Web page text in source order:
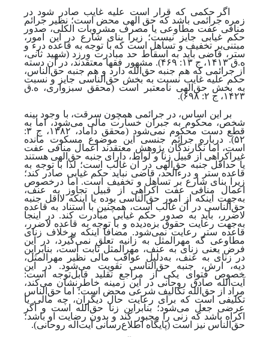
اگر حکمی که قرار است علیه غایب صادر شود در
زمره جرائمی باشد که حق الهی محض است؛ نظیر جرائم
منافی عفت مطاوعی یا مصرف مشروبات الکلی، صدور
حکم غیابی جایز نیست؛ زیرا بنای شارع در این امور،
مبتنی‌بر تخفیف و تساهل است که با توجه‌ به قاعده درء و
ستر، قاضی باید به اسقاط حد مبادرت ورزد (شهید ثانی،
ه.ق ۱۴۱۳، ج ۱۳: ۴۶۹).
مشهور فقها معتقدند، در آن دسته
از جرائمی که هم جنبه حق‌اللهدارد و هم جنبه حق‌الناس،
حکم علیه غایب نسبت به بخش حق‌الناسی جایز و نسبت
به بخش حق‌الهی نامعتبر است (محقق سبزواری، ه.ق
۱۴۲۳، ج ۲: ۶۹۸)
.
بر این اساس، در جرائمی همچون سرقت، با وجود بینه
شخص، محکوم به جبران خسارت مالی می‌شود، اما به
قطع دست محکوم نمی‌شود
(محقق داماد، ۱۳۸۲،‌ ج ۳:
۵۲) . درباره جرائم جنسی این موضوع مسکوت مانده‌
است، اما نگارندگان پژوهش معتقدند اعمال منافی عفت
غیراکراهی از قبیل زنا و لواط، دارای جنبه حق‌الهی هستند
یا حداقل جنبه حق‌الهی در آن غالب است؛ لذا با توجه ‌به
قاعده ستر و درءالحد، قاضی نباید حکم غیابی صادر کند؛
زیرا بنای شارع بر تساهل و تخفیف است. اما درخصوص
اعمال منافی عفت اکراهی از قبیل تجاوز به عنف،
بهجهت اینکه از امور حق‌الناسی بوده یا اینکه لااقل جنبه
حق‌الناسی در آن غالب است، همچنین با استناد به ‌قاعده
لاضرر، باید به صدور حکم غیابی مبادرت کند. در اینجا
بهجهت رعایت حقوق بزه‌دیده و با توجه ‌به قاعده لاضرر،
قاعده ستر رعایت نمی‌شود. مضافاً اینکه برخلاف زنای
مطاوعی که مهرالمثل به زانیه تعلق نمی‌گیرد، در این
فرض یعنی زنای به عنف، مهرالمثل ثابت است، بنابراین
در زنای به عنف، به‌‌دلیل عواقب مالی نظیر مهرالمثل،
دیه، ارش، جنبه حق‌الناسی تقویت می‌شود. در این
خصوص فتوای یکی از مراجع تقلید قابل‌توجه است:
آیت‌الله صادق روحانی در این زمینه خاطرنشان می‌کند،
مراد از حق‌الله تکالیف شرعی محض است؛ اما حق‌الناس
تکلیفی است که برای رعایت حال دیگران، چه مالی یا
عرضی جعل می‌شود؛ بنابراین زنا حق‌الله است و اگر
اکراه باشد که زنی را مجبور کند و بدون رضایت او باشد؛
حق‌الناس نیز است (پایگاه اطلاع‌رسانی آیت‌اله روحانی).